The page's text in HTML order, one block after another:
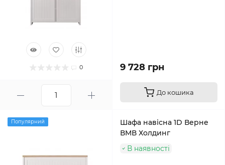
0 9 728 грн
До кошика
Популярний
Шафа навісна 1D Верне
ВМВ Холдинг
В наявності